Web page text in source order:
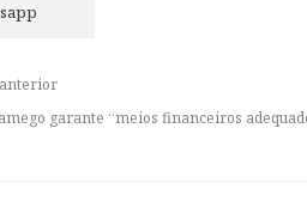
garante “meios financeiros